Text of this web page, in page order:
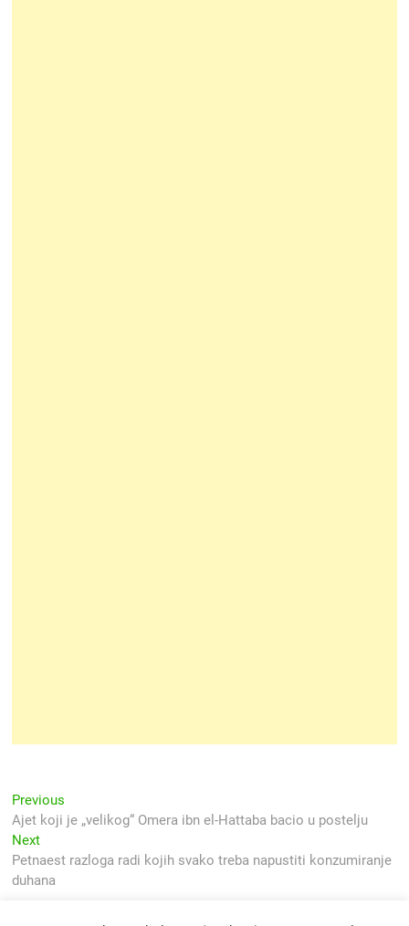
Navigacija
objava
Previous
post:
Ajet koji je „velikog“ Omera ibn el-Hattaba bacio u postelju
NextNext
post:
Petnaest razloga radi kojih svako treba napustiti konzumiranje
duhana